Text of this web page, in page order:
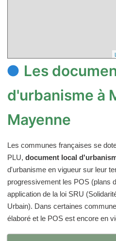
Les
d'urbanisme à
Mayenne
Les communes françaises se
PLU, document local
d'urbanisme en vigueur sur leur
progressivement les POS (plans
application de la loi SRU
Urbain). Dans certaines
élaboré et le POS est encore en